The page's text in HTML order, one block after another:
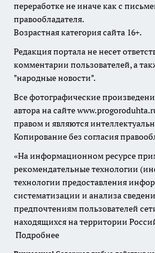
переработке не иначе как с
правообладателя.
Возрастная категория сайта 16+.
Редакция портала не несет
комментарии пользователей, а
"народные новости".
Все фотографические
автора на сайте
правом и являются
Копирование без согласия
«На информационном ресурсе
рекомендательные технологии
технологии предоставления
систематизации и анализа
предпочтениям пользователей
находящихся на территории
Подробнее